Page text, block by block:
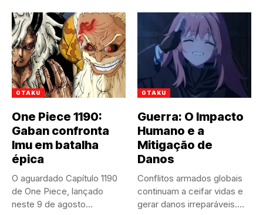
OTAKU
One Piece 1190:
Gaban confronta
Imu em batalha
épica
O aguardado Capítulo 1190
de One Piece, lançado
neste 9 de agosto...
OTAKU
Guerra: O Impacto
Humano e a
Mitigação de
Danos
Conflitos armados globais
continuam a ceifar vidas e
gerar danos irreparáveis.